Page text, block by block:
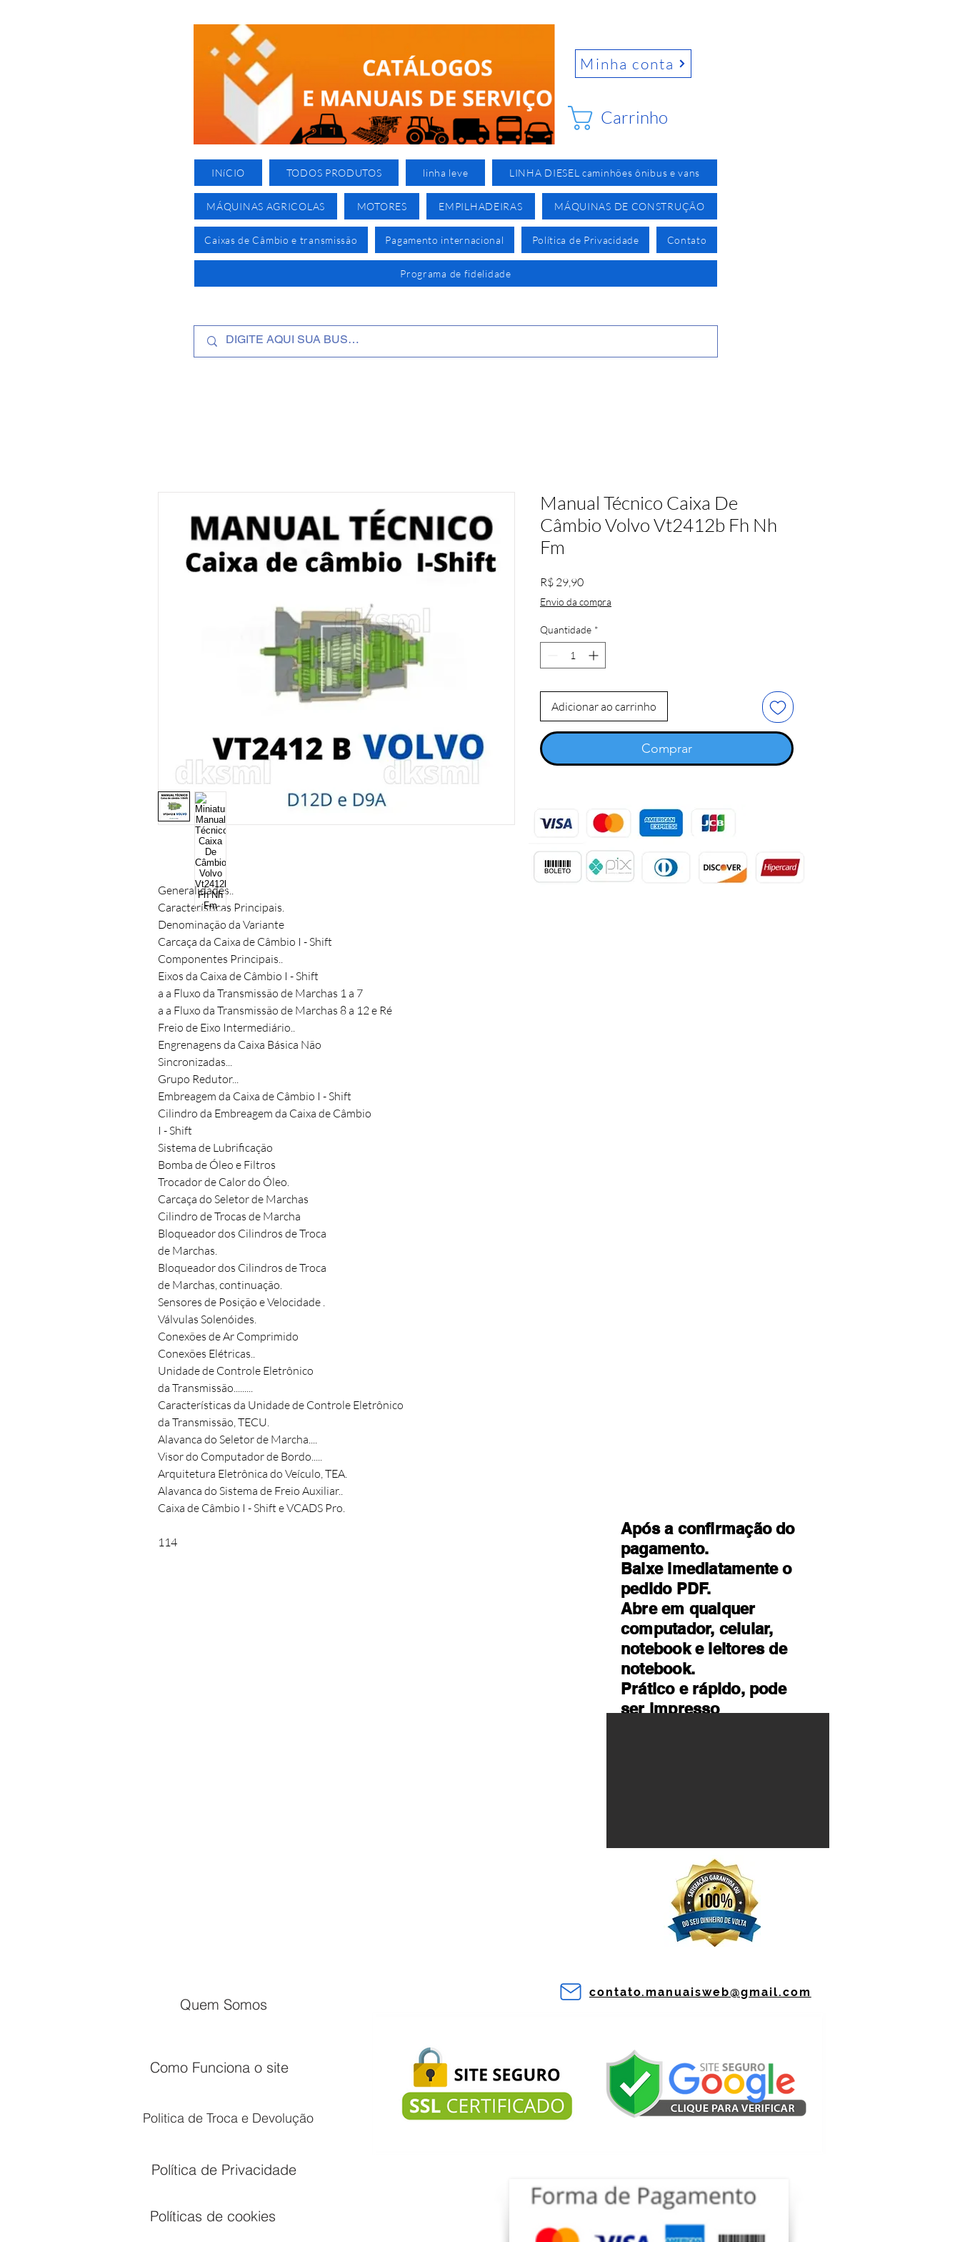
Minha conta
Carrinho
INíCIO TODOS PRODUTOS linha leve LINHA DIESEL caminhões ônibus e vans
MÁQUINAS AGRICOLAS MOTORES EMPILHADEIRAS MÁQUINAS DE CONSTRUÇÃO
Caixas de Câmbio e transmissão Pagamento internacional Política de Privacidade Contato
Programa de fidelidade
Generalidades..
Características Principais.
Denominação da Variante
Carcaça da Caixa de Câmbio I - Shift
Componentes Principais..
Eixos da Caixa de Câmbio I - Shift
a a Fluxo da Transmissão de Marchas 1 a 7
a a Fluxo da Transmissão de Marchas 8 a 12 e Ré
Freio de Eixo Intermediário..
Engrenagens da Caixa Básica Não
Sincronizadas...
Grupo Redutor...
Embreagem da Caixa de Câmbio I - Shift
Cilindro da Embreagem da Caixa de Câmbio
I - Shift
Sistema de Lubrificação
Bomba de Óleo e Filtros
Trocador de Calor do Óleo.
Carcaça do Seletor de Marchas
Cilindro de Trocas de Marcha
Bloqueador dos Cilindros de Troca
de Marchas.
Bloqueador dos Cilindros de Troca
de Marchas, continuação.
Sensores de Posição e Velocidade .
Válvulas Solenóides.
Conexões de Ar Comprimido
Conexões Elétricas..
Unidade de Controle Eletrônico
da Transmissão.........
Características da Unidade de Controle Eletrônico
da Transmissão, TECU.
Alavanca do Seletor de Marcha....
Visor do Computador de Bordo.....
Arquitetura Eletrônica do Veículo, TEA.
Alavanca do Sistema de Freio Auxiliar..
Caixa de Câmbio I - Shift e VCADS Pro.
114
Manual Técnico Caixa De
Câmbio Volvo Vt2412b Fh Nh
Fm
R$ 29,90Preço
Envio da compra
Quantidade *
Adicionar ao carrinho
Comprar
Após a confirmação do
pagamento.
Baixe imediatamente o
pedido PDF.
Abre em qualquer
computador, celular,
notebook e leitores de
notebook.
Prático e rápido, pode
ser impresso
Quem Somos
Como Funciona o site
Politica de Troca e Devolução
Política de Privacidade
contato.manuaisweb@gmail.com
Políticas de cookies